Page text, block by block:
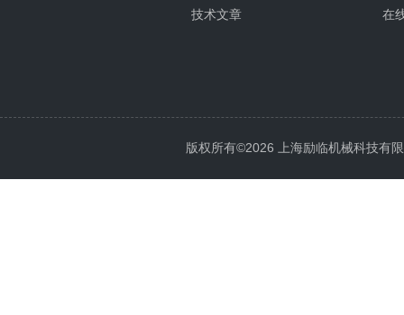
技术文章
在
版权所有©2026 上海励临机械科技有